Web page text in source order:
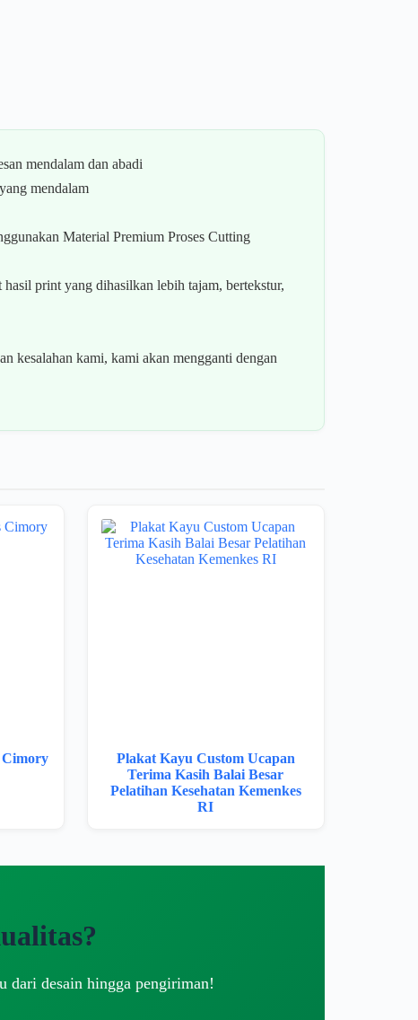
mendalam dan abadi
mendalam
Material Premium Proses Cutting
print yang dihasilkan lebih tajam, bertekstur,
kesalahan kami, kami akan mengganti dengan
Cimory
Plakat Kayu Custom Ucapan
Terima Kasih Balai Besar
Pelatihan Kesehatan Kemenkes
RI
dari desain hingga pengiriman!